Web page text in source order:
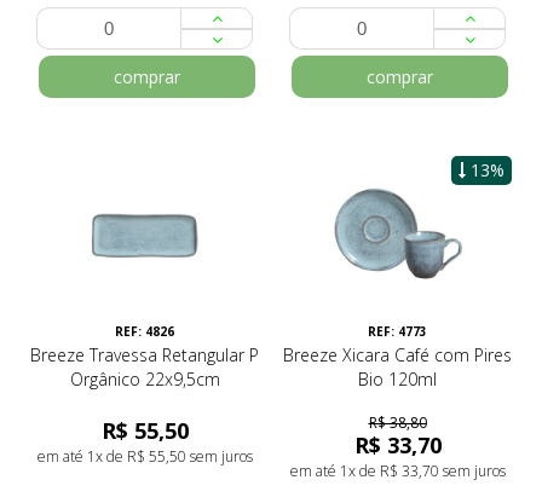
comprar comprar
REF: 4826
Breeze Travessa Retangular P
Orgânico 22x9,5cm
R$ 55,50
em até 1x de R$ 55,50 sem juros
13%
REF: 4773
Breeze Xicara Café com Pires
Bio 120ml
R$ 38,80
R$ 33,70
em até 1x de R$ 33,70 sem juros